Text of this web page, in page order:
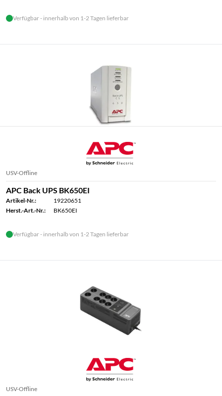
Verfügbar - innerhalb von 1-2 Tagen lieferbar
USV-Offline
APC Back UPS BK650EI
Artikel-Nr.:
19220651
Herst.-Art.-Nr.:
BK650EI
Verfügbar - innerhalb von 1-2 Tagen lieferbar
USV-Offline